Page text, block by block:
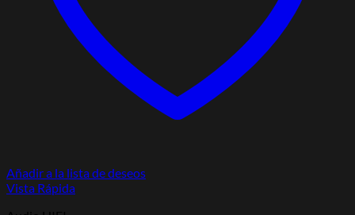
Añadir a la lista de deseos
Vista Rápida